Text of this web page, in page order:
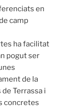
en
camp
ha facilitat
pogut ser
de la
Terrassa i
concretes